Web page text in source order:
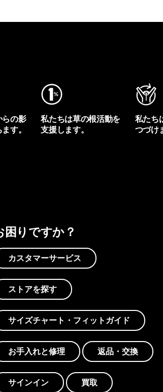
の影
す。
私たちは草の根活動を
支援します。
私たち
つづけ
困りですか？
カスタマーサービス
ストアを探す
サイズチャート・フィットガイド
お手入れと修理 返品・交換
サインイン 買取